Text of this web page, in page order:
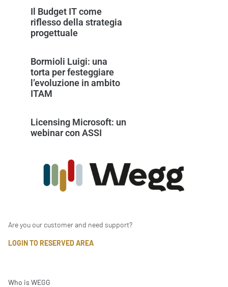
Il Budget IT come
riflesso della strategia
progettuale
Bormioli Luigi: una
torta per festeggiare
l’evoluzione in ambito
ITAM
Licensing Microsoft: un
webinar con ASSI
Are you our customer and need support?
LOGIN TO RESERVED AREA
Who is WEGG